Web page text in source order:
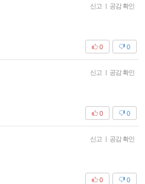
신고 | 공감 확인
0
0
신고 | 공감 확인
0
0
신고 | 공감 확인
0
0